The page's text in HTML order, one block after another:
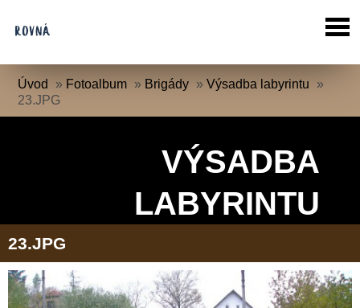
Úvod » Fotoalbum » Brigády »Výsadba labyrintu
»
23.JPG
VÝSADBA
LABYRINTU
23.JPG